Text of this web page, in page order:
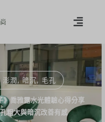
澎潤,暗沉, 毛孔
》喬雅露水光體驗心得分享
粗大與暗沉改善有感